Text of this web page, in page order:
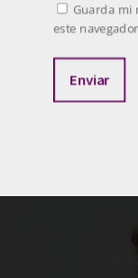
Guarda mi
este
Enviar